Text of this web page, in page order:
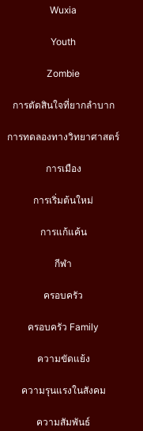
Wuxia
Youth
Zombie
การตัดสินใจที่ยากลำบาก
การทดลองทางวิทยาศาสตร์
การเมือง
การเริ่มต้นใหม่
การแก้แค้น
กีฬา
ครอบครัว
ครอบครัว Family
ความขัดแย้ง
ความรุนแรงในสังคม
ความสัมพันธ์